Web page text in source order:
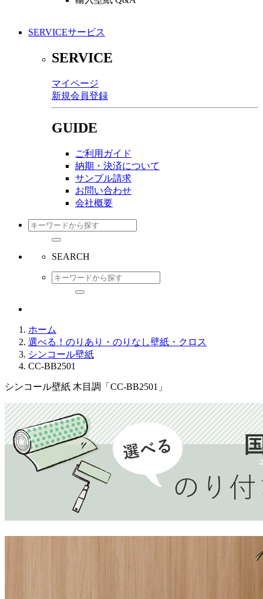
SERVICEサービス
SERVICE
マイページ
新規会員登録
GUIDE
ご利用ガイド
納期・決済について
サンプル請求
お問い合わせ
会社概要
SEARCH
ホーム
選べる！のりあり・のりなし壁紙・クロス
シンコール壁紙
CC-BB2501
シンコール壁紙 木目調「CC-BB2501」